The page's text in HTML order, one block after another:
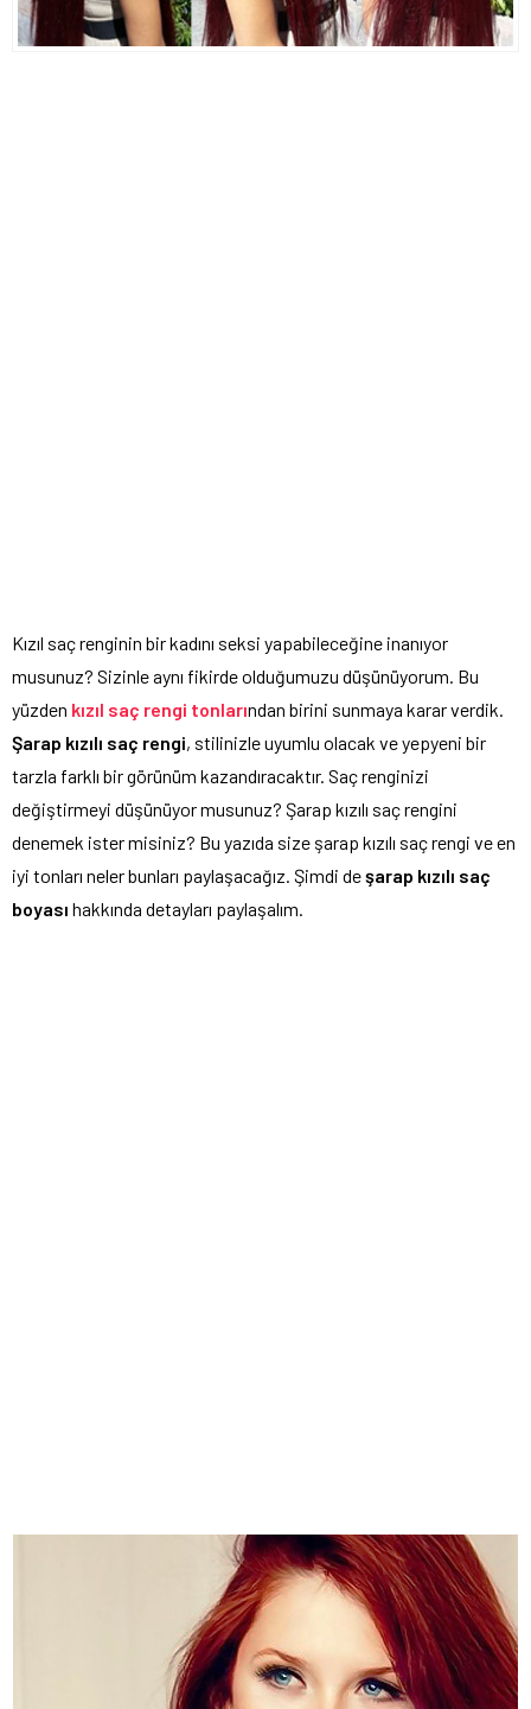
Kızıl saç renginin bir kadını seksi yapabileceğine inanıyor
musunuz? Sizinle aynı fikirde olduğumuzu düşünüyorum. Bu
yüzden kızıl saç rengi tonlarından birini sunmaya karar verdik.
Şarap kızılı saç rengi, stilinizle uyumlu olacak ve yepyeni bir
tarzla farklı bir görünüm kazandıracaktır. Saç renginizi
değiştirmeyi düşünüyor musunuz? Şarap kızılı saç rengini
denemek ister misiniz? Bu yazıda size şarap kızılı saç rengi ve en
iyi tonları neler bunları paylaşacağız. Şimdi deşarap kızılı saç
boyası hakkında detayları paylaşalım.